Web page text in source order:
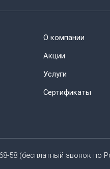
О компании
Акции
Услуги
Сертификаты
58 (бесплатный звонок по